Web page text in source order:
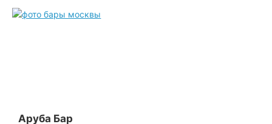
Аруба Бар